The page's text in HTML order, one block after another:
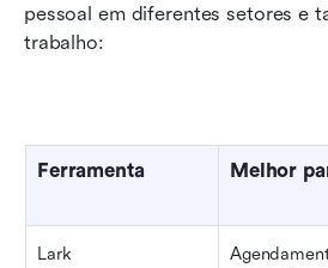
pessoal em diferentes setores e
trabalho:
Ferramenta Melhor
Lark